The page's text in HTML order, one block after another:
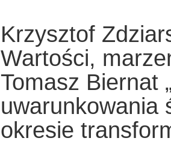
Krzysztof
Wartości,
Tomasz Biernat
uwarunkowania
okresie